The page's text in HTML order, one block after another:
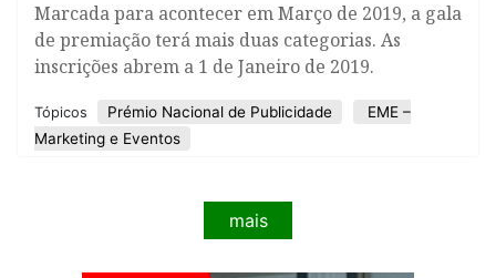
Marcada para acontecer em Março de 2019, a gala
de premiação terá mais duas categorias. As
inscrições abrem a 1 de Janeiro de 2019.
Tópicos Prémio Nacional de Publicidade
EME –
Marketing e Eventos
mais